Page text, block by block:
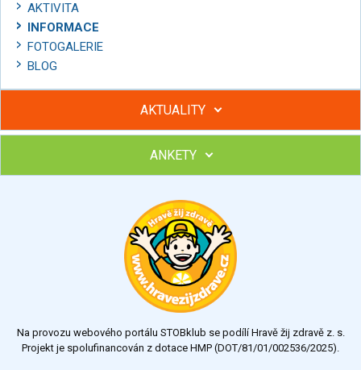
AKTIVITA
INFORMACE
FOTOGALERIE
BLOG
AKTUALITY
Hubněte s podporou lektorky a skupiny v kurzech STOBu
Chcete poradit s hubnutím? Najděte si odborníka STOBu ve
ANKETY
Výsledky Všechny ankety
Na provozu webového portálu STOBklub se podílí Hravě žij zdravě z. s.
Projekt je spolufinancován z dotace HMP (DOT/81/01/002536/2025).